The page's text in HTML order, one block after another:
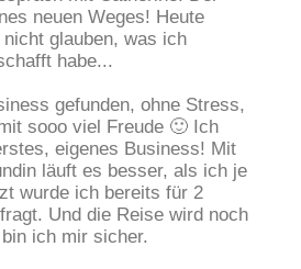
neuen Weges! Heute
glauben, was ich
habe...
gefunden, ohne Stress,
sooo viel Freude 🙂 Ich
eigenes Business! Mit
läuft es besser, als ich je
wurde ich bereits für 2
Und die Reise wird noch
ich mir sicher.